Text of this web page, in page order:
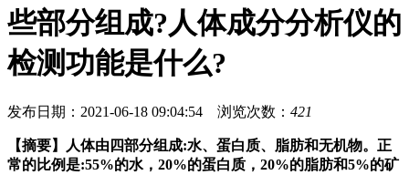
些部分组成?人体成分分析仪的
检测功能是什么?
发布日期：2021-06-18 09:04:54 浏览次数： 421
【摘要】
人体由四部分组成:水、蛋白质、脂肪和无机物。正
常的比例是:55%的水，20%的蛋白质，20%的脂肪和5%的矿